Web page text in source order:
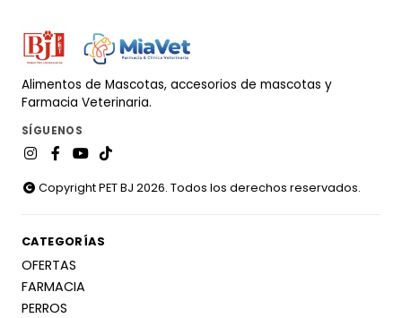
Alimentos de Mascotas, accesorios de mascotas y
Farmacia Veterinaria.
SÍGUENOS
Copyright PET BJ 2026. Todos los derechos reservados.
CATEGORÍAS
OFERTAS
FARMACIA
PERROS